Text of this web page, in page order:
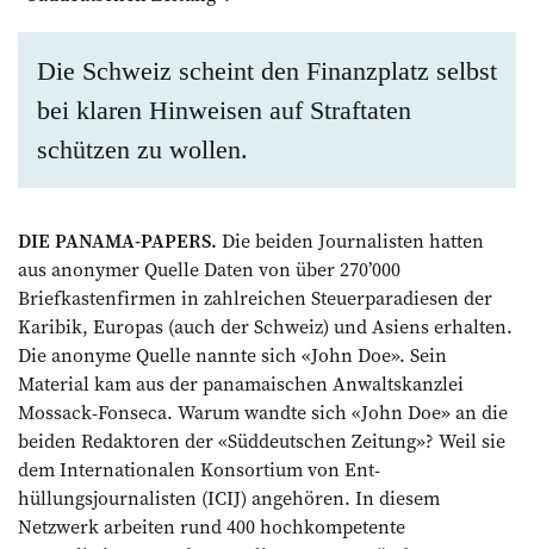
Die Schweiz scheint den Finanzplatz selbst
bei klaren Hinweisen auf Straf­taten
schützen zu wollen.
DIE PANAMA-PAPERS. Die beiden Journalisten hatten
aus anonymer Quelle Daten von über 270’000
Briefkastenfirmen in zahlreichen Steuerparadiesen der
Karibik, Europas (auch der Schweiz) und Asiens erhalten.
Die anonyme Quelle nannte sich «John Doe». Sein
Material kam aus der panamaischen Anwaltskanzlei
Mossack-Fonseca. Warum wandte sich «John Doe» an die
beiden Redaktoren der «Süddeutschen Zeitung»? Weil sie
dem Internationalen Konsortium von Ent­
hüllungsjournalisten (ICIJ) angehören. In diesem
Netzwerk arbeiten rund 400 hochkompetente